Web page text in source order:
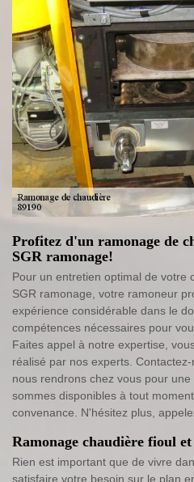
Profitez d'un ramonage de
SGR ramonage!
Pour un entretien optimal de votre
SGR ramonage, votre ramoneur
expérience considérable dans le
compétences nécessaires pour
Faites appel à notre expertise,
réalisé par nos experts.
nous rendrons chez vous pour
sommes disponibles à tout
convenance. N'hésitez plus,
Ramonage chaudière fioul et
Rien est important que de vivre
satisfaire votre besoin sur le plan